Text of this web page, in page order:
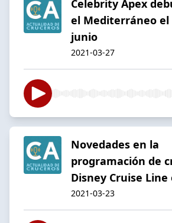
Celebrity Apex
el Mediterráneo el
junio
2021-03-27
Novedades en la
programación de
Disney Cruise Line
2021-03-23